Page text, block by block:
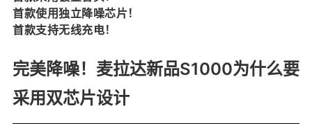
首款使用独立降噪芯片！
首款支持无线充电！
完美降噪！麦拉达新品S1000为什么要
采用双芯片设计